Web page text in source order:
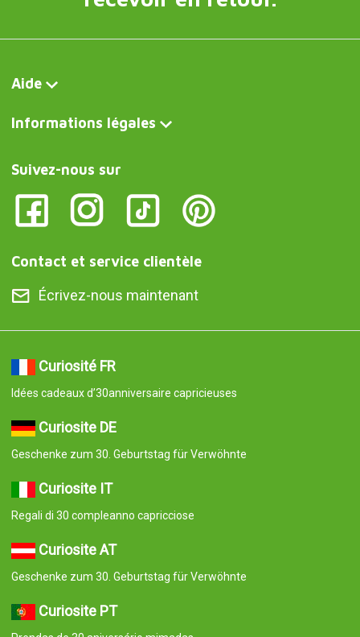
Aide
Informations légales
Suivez-nous sur
Contact et service clientèle
Écrivez-nous maintenant
Curiosité FR
Idées cadeaux d’30anniversaire capricieuses
Curiosite DE
Geschenke zum 30. Geburtstag für Verwöhnte
Curiosite IT
Regali di 30 compleanno capricciose
Curiosite AT
Geschenke zum 30. Geburtstag für Verwöhnte
Curiosite PT